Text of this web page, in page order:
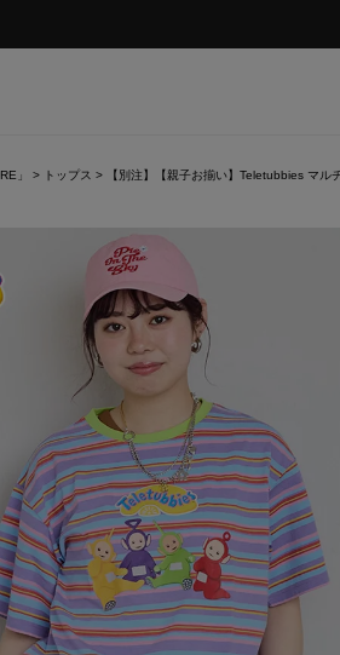
」 トップス 【別注】【親子お揃い】Teletubbies マル